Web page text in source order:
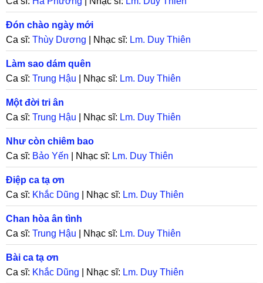
Đón chào ngày mới
Ca sĩ: Thùy Dương | Nhạc sĩ: Lm. Duy Thiên
Làm sao dám quên
Ca sĩ: Trung Hậu | Nhạc sĩ: Lm. Duy Thiên
Một đời tri ân
Ca sĩ: Trung Hậu | Nhạc sĩ: Lm. Duy Thiên
Như còn chiêm bao
Ca sĩ: Bảo Yến | Nhạc sĩ: Lm. Duy Thiên
Điệp ca tạ ơn
Ca sĩ: Khắc Dũng | Nhạc sĩ: Lm. Duy Thiên
Chan hòa ân tình
Ca sĩ: Trung Hậu | Nhạc sĩ: Lm. Duy Thiên
Bài ca tạ ơn
Ca sĩ: Khắc Dũng | Nhạc sĩ: Lm. Duy Thiên